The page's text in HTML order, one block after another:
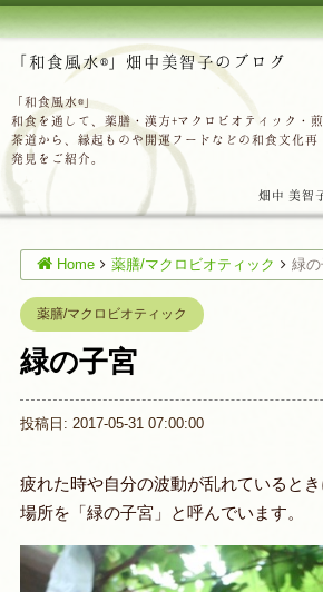
「和食風水®」畑中美智子のブログ
「和食風水®」
和食を通して、薬膳・漢方+マクロビオティック・煎
茶道から、縁起ものや開運フードなどの和食文化再
発見をご紹介。
畑中 美智
Home 薬膳/マクロビオティック 緑
薬膳/マクロビオティック
緑の子宮
投稿日: 2017-05-31 07:00:00
疲れた時や自分の波動が乱れていると
場所を「緑の子宮」と呼んでいます。